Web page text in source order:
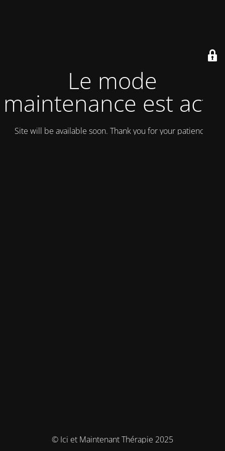
Le mode
maintenance est actif
Site will be available soon. Thank you for your patience!
© Ici et Maintenant Thérapie 2025